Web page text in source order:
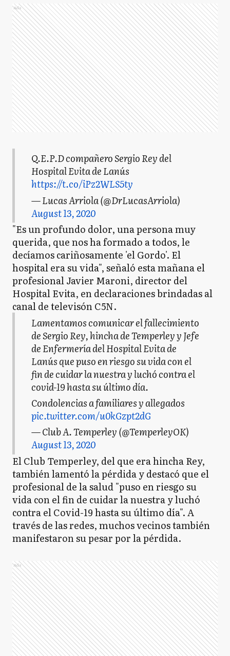
Ads
Q.E.P.D compañero Sergio Rey del
Hospital Evita de Lanús
https://t.co/iPz2WLS5ty
— Lucas Arriola (@DrLucasArriola)
August 13, 2020
"Es un profundo dolor, una persona muy
querida, que nos ha formado a todos, le
decíamos cariñosamente 'el Gordo'. El
hospital era su vida", señaló esta mañana el
profesional Javier Maroni, director del
Hospital Evita, en declaraciones brindadas al
canal de televisón C5N.
Lamentamos comunicar el fallecimiento
de Sergio Rey, hincha de Temperley y Jefe
de Enfermería del Hospital Evita de
Lanús que puso en riesgo su vida con el
fin de cuidar la nuestra y luchó contra el
covid-19 hasta su último día.
Condolencias a familiares y allegados
pic.twitter.com/u0kGzpt2dG
— Club A. Temperley (@TemperleyOK)
August 13, 2020
El Club Temperley, del que era hincha Rey,
también lamentó la pérdida y destacó que el
profesional de la salud "puso en riesgo su
vida con el fin de cuidar la nuestra y luchó
contra el Covid-19 hasta su último día". A
través de las redes, muchos vecinos también
manifestaron su pesar por la pérdida.
Ads